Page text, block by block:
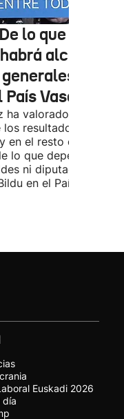
lo que
alcaldes ni
de
Vasco'
ha valorado
resultados del PP
en el resto de
lo que dependa del
ni diputados
en el País Vasco.
Euskadi 2026
día